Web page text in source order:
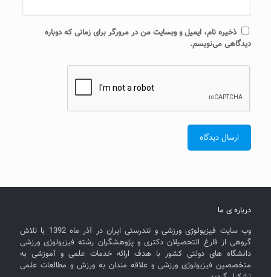
ذخیره نام، ایمیل و وبسایت من در مرورگر برای زمانی که دوباره
دیدگاهی می‌نویسم.
درباره ی ما
وب سایت فیزیولوژی ورزشی و تندرستی ایران در آذر ماه 1392 با تلاش
گروهی از فارغ التحصیلان دکتری و پژوهشگران رشته فیزیولوژی ورزشی
دانشگاه های دولتی کشور با هدف ارائه خدمات علمی و آموزشی به
متخصصین فیزیولوژی ورزشی و علاقه مندان به ورزش و مطالعات علمی